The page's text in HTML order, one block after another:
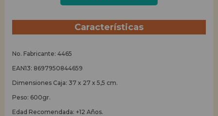
Características
No. Fabricante: 4465
EAN13: 8697950844659
Dimensiones Caja: 37 x 27 x 5,5 cm.
Peso: 600gr.
Edad Recomendada: +12 Años.